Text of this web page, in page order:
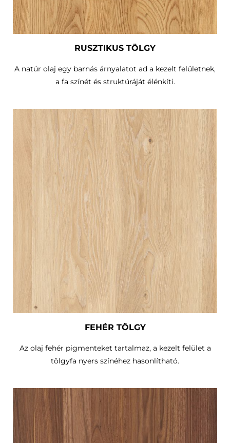
RUSZTIKUS TÖLGY
A natúr olaj egy barnás árnyalatot ad a kezelt felületnek,
a fa színét és struktúráját élénkíti.
FEHÉR TÖLGY
Az olaj fehér pigmenteket tartalmaz, a kezelt felület a
tölgyfa nyers színéhez hasonlítható.